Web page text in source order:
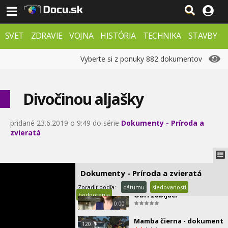
SVET ZDRAVIE VOJNA HISTÓRIA TECHNIKA
STAVBY
VESMÍR KRIMI FX
Vyberte si z ponuky 882 dokumentov
Divočinou aljašky
pridané 23.6.2019 o 9:49 do série Dokumenty - Príroda a
zvieratá
Dokumenty - Príroda a zvieratá
Zoradiť podľa: dátumu
sledovanosti
hodnotenia
114.
Štyri ročné obdobia pod
1:25
115.
0:00
0:00
119.
Najväčší zabijaci Afriky -
Obrí zabijaci
120. Mamba čierna - dokument